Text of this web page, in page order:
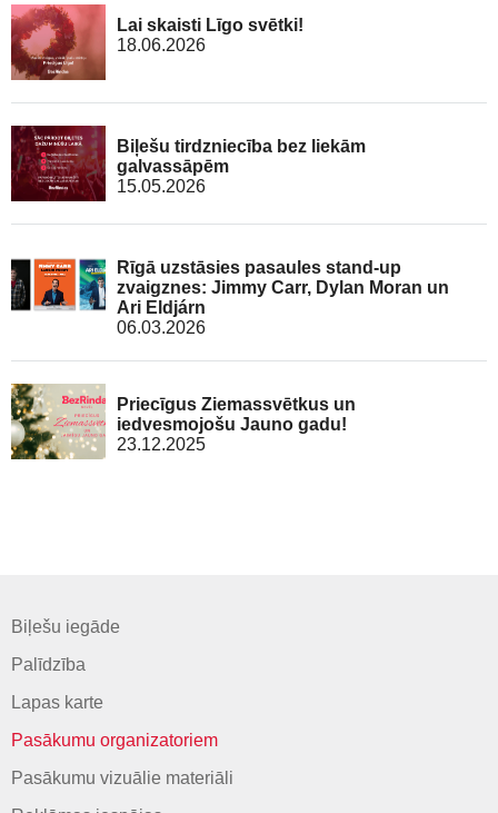
Lai skaisti Līgo svētki!
18.06.2026
Biļešu tirdzniecība bez liekām
galvassāpēm
15.05.2026
Rīgā uzstāsies pasaules stand-up
zvaigznes: Jimmy Carr, Dylan Moran un
Ari Eldjárn
06.03.2026
Priecīgus Ziemassvētkus un
iedvesmojošu Jauno gadu!
23.12.2025
Biļešu iegāde
Palīdzība
Lapas karte
Pasākumu organizatoriem
Pasākumu vizuālie materiāli